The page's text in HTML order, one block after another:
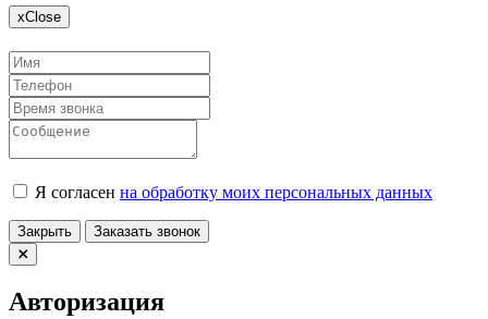
xClose
Я согласен на обработку моих персональных данных
Закрыть Заказать звонок
Авторизация